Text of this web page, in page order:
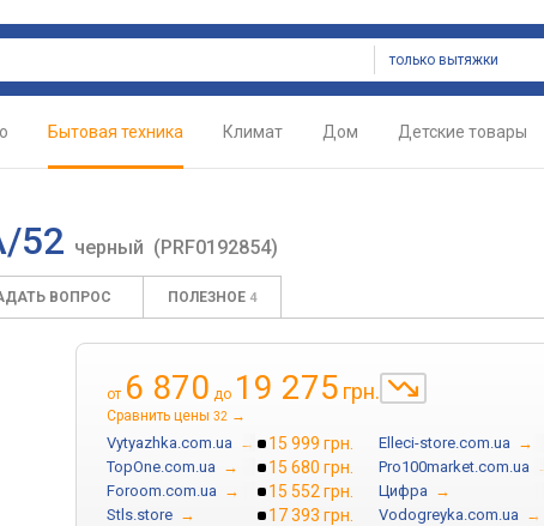
только вытяжки
Бытовая техника Климат Дом Детские товары
52 черный (PRF0192854)
ВОПРОС ПОЛЕЗНОЕ 4
от 6 870 до 19 275 грн.
Сравнить цены 32 →
Vytyazhka.com.ua → 15 999 грн. Elleci-store.com.ua →
TopOne.com.ua → 15 680 грн. Pro100market.com.ua
Foroom.com.ua → 15 552 грн. Цифра →
Stls.store → 17 393 грн. Vodogreyka.com.ua →